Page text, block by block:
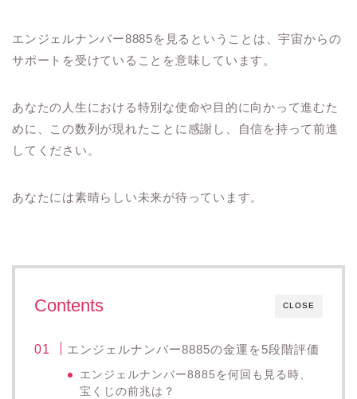
エンジェルナンバー8885を見るということは、宇宙からの
サポートを受けていることを意味しています。
あなたの人生における特別な使命や目的に向かって進むた
めに、この数列が現れたことに感謝し、自信を持って前進
してください。
あなたには素晴らしい未来が待っています。
CLOSE
Contents
エンジェルナンバー8885の金運を5段階評価
エンジェルナンバー8885を何回も見る時、
宝くじの前兆は？